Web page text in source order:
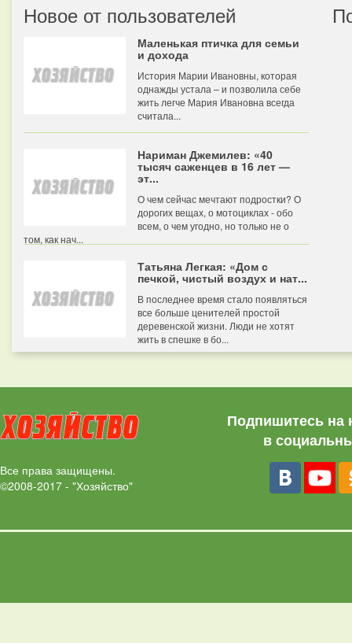
Новое от пользователей
Маленькая птичка для семьи
и дохода
История Марии Ивановны, которая
однажды устала – и позволила себе
жить легче Мария Ивановна всегда
считала...
Нариман Джемилев: «40
тысяч саженцев в 16 лет —
эт...
О чем сейчас мечтают подростки? О
дорогих вещах, о мотоциклах - обо
всем, о чем угодно, но только не о
том, как нач...
Татьяна Легкая: «Дом с
печкой, чистый воздух и нат...
В последнее время стало появляться
все больше ценителей простой
деревенской жизни. Люди не хотят
жить в спешке в бо...
Все права защищены.
©2008-2017 - "Хозяйство"
Подпишитесь на
в